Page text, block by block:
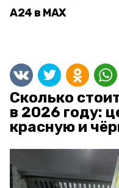
А24 в MAX
Сколько
в 2026 году:
красную и